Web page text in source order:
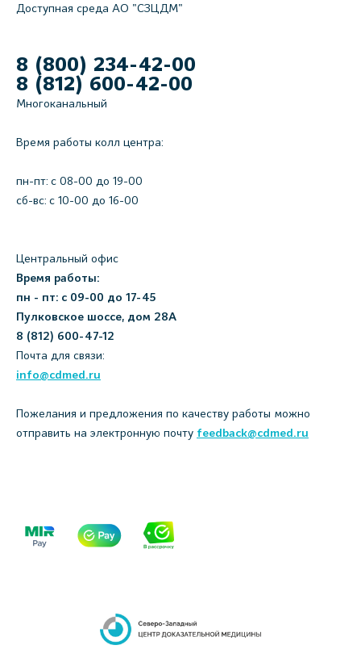
Доступная среда АО "СЗЦДМ"
8 (800) 234-42-00
8 (812) 600-42-00
Многоканальный
Время работы колл центра:
пн-пт: c 08-00 до 19-00
сб-вс: с 10-00 до 16-00
Центральный офис
Время работы:
пн - пт: с 09-00 до 17-45
Пулковское шоссе, дом 28А
8 (812) 600-47-12
Почта для связи:
info@cdmed.ru
Пожелания и предложения по качеству работы можно
отправить на электронную почту feedback@cdmed.ru